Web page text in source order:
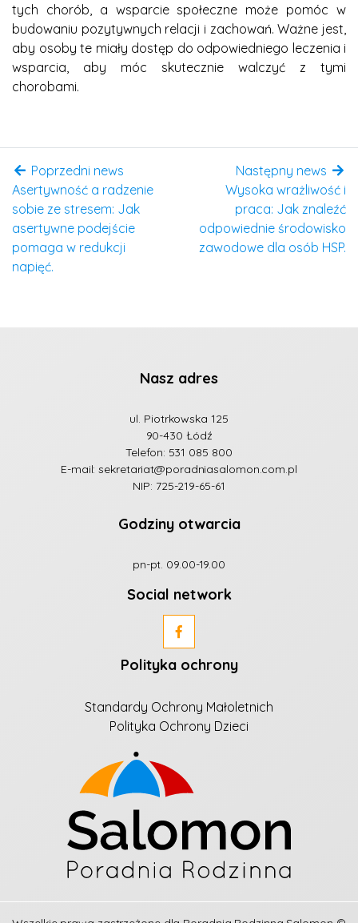
tych chorób, a wsparcie społeczne może pomóc w
budowaniu pozytywnych relacji i zachowań. Ważne jest,
aby osoby te miały dostęp do odpowiedniego leczenia i
wsparcia, aby móc skutecznie walczyć z tymi
chorobami.
Poprzedni news
Asertywność a radzenie
sobie ze stresem: Jak
asertywne podejście
pomaga w redukcji
napięć.
Następny news
Wysoka wrażliwość i
praca: Jak znaleźć
odpowiednie środowisko
zawodowe dla osób HSP.
Nasz adres
ul. Piotrkowska 125
90-430 Łódź
Telefon: 531 085 800
E-mail:sekretariat@poradniasalomon.com.pl
NIP: 725-219-65-61
Godziny otwarcia
pn-pt. 09.00-19.00
Social network
Polityka ochrony
Standardy Ochrony Małoletnich
Polityka Ochrony Dzieci